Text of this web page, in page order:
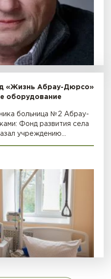
«Жизнь Абрау-Дюрсо»
оборудование
больница №2 Абрау-
Фонд развития села
учреждению…